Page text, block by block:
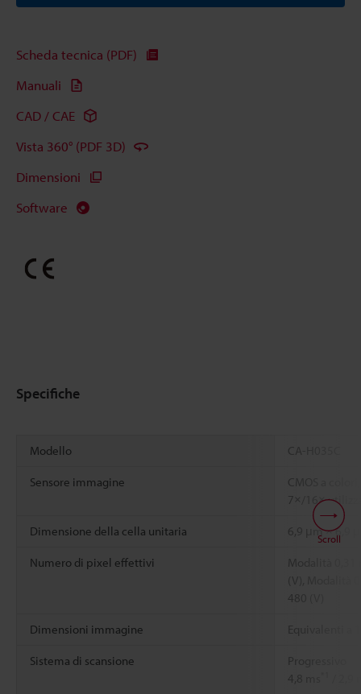
Scheda tecnica (PDF)
Manuali
CAD / CAE
Vista 360° (PDF 3D)
Dimensioni
Software
Specifiche
Modello CA-H035C
Sensore immagine
CMOS a
7×/16×
Dimensione della cella unitaria 6,9 μm × 6,9
Numero di pixel effettivi
Modalità 0,31
(V), Modalità
480 (V)
Dimensioni immagine Equivalenti a
Sistema di scansione
Progressivo
4,8 ms
Scroll